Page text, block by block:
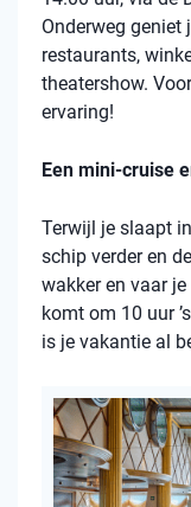
Onderweg
restaurants,
theatershow.
ervaring!
Een mini-cruise
Terwijl je slaapt
schip verder en
wakker en vaar
komt om 10 uur
is je vakantie al